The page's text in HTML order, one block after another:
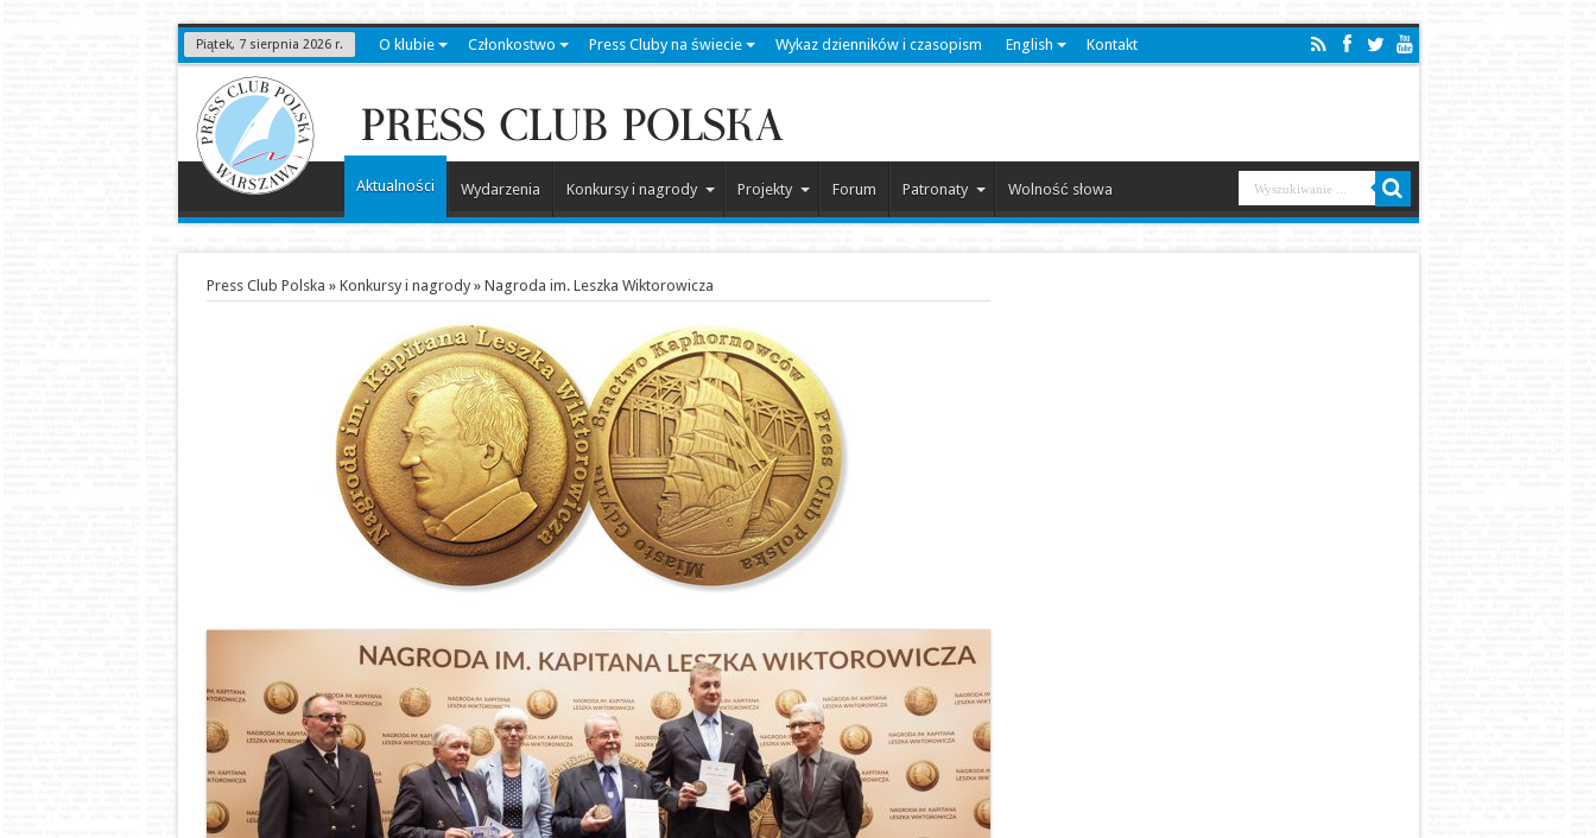
Piątek, 7 sierpnia 2026 r. O klubie Członkostwo Press Cluby na świecie Wykaz dzienników i czasopism English Kontakt
Aktualności Wydarzenia Konkursy i nagrody Projekty Forum Patronaty Wolność słowa
Press Club Polska » Konkursy i nagrody» Nagroda im. Leszka Wiktorowicza